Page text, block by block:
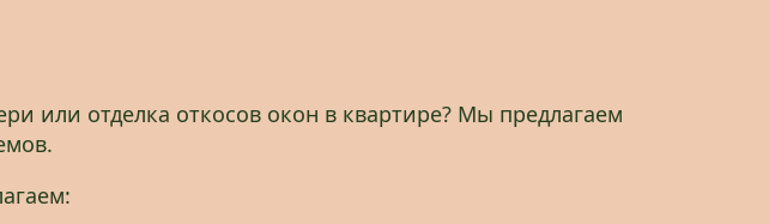
или отделка откосов окон в квартире? Мы предлагаем